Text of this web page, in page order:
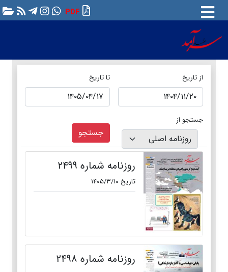
PDF
از تاریخ تا تاریخ
جستجو از
جستجو
روزنامه شماره ۲۴۹۹
تاریخ ۱۴۰۵/۳/۱۰
روزنامه شماره ۲۴۹۸